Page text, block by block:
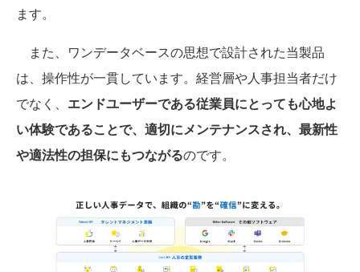
ます。
また、ワンデータベースの思想で設計された当製品
は、操作性が一貫しています。経営層や人事担当者だけ
でなく、 エンドユーザーである従業員にとっても心地よ
い体験であることで、適切にメンテナンスされ、最新性
や適法性の担保にもつながるのです。